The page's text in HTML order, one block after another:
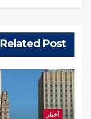
Related Post
أخبار